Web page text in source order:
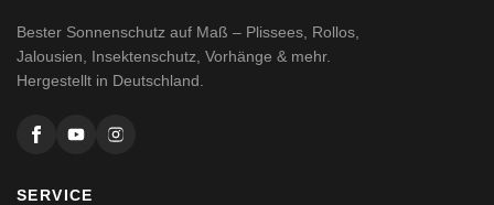
Bester Sonnenschutz auf Maß – Plissees, Rollos,
Jalousien, Insektenschutz, Vorhänge & mehr.
Hergestellt in Deutschland.
SERVICE